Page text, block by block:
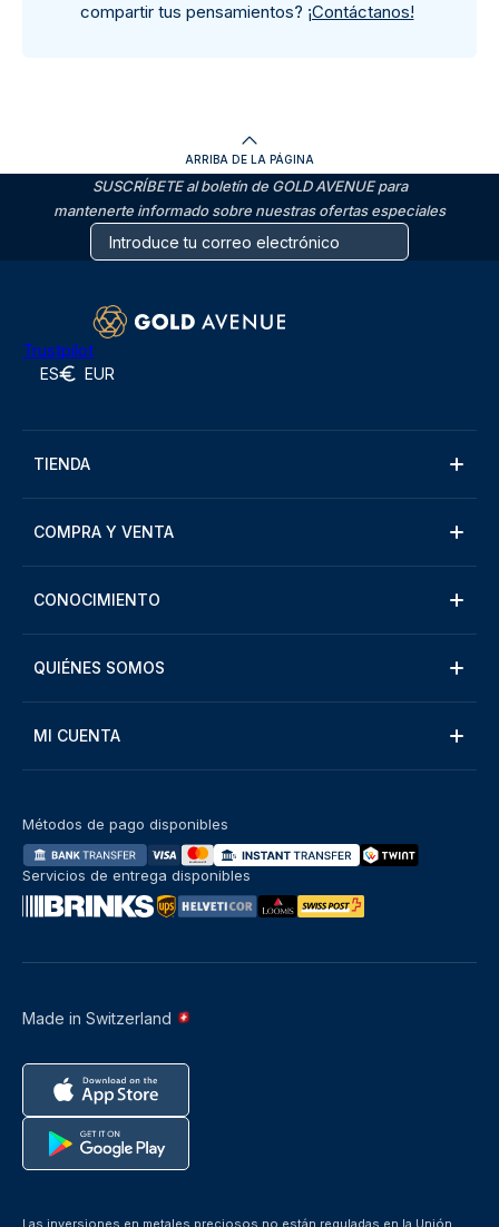
compartir tus pensamientos? ¡Contáctanos!
ARRIBA DE LA PÁGINA
SUSCRÍBETE al boletín de GOLD AVENUE para
mantenerte informado sobre nuestras ofertas especiales
Trustpilot
ES EUR
TIENDA
COMPRA Y VENTA
CONOCIMIENTO
QUIÉNES SOMOS
MI CUENTA
Made in Switzerland
Métodos de pago disponibles
Servicios de entrega disponibles
Las inversiones en metales preciosos no están reguladas en la Unión